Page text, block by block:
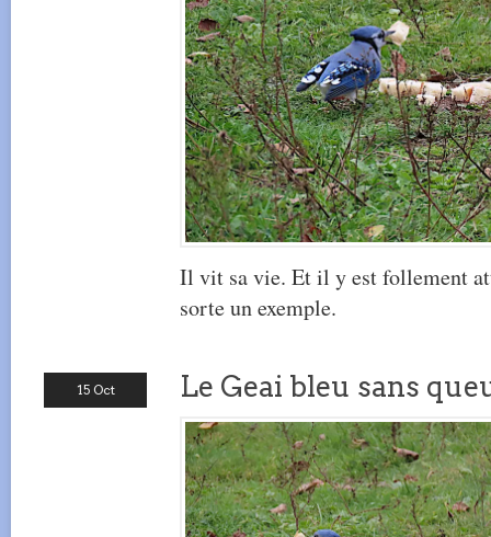
Il vit sa vie. Et il y est follement
sorte un exemple.
15 Oct Le Geai bleu sans